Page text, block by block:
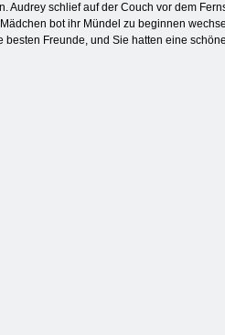
Audrey schlief auf der Couch vor dem
bot ihr Mündel zu beginnen
Freunde, und Sie hatten eine